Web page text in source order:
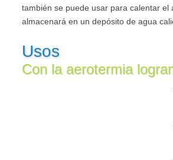
también se puede usar para calentar el
almacenará en un depósito de agua
Usos
Con la aerotermia